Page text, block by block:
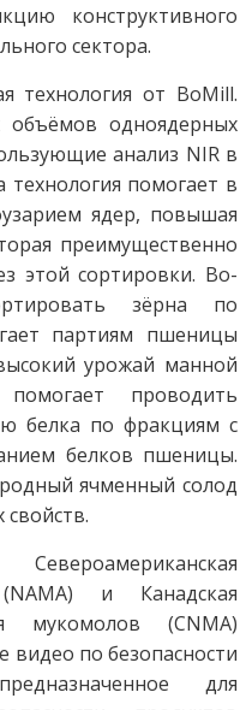
конструктивного
сектора.
технология от BoMill.
одноядерных
анализ NIR в
помогает в
ядер, повышая
преимущественно
этой сортировки. Во-
зёрна по
партиям пшеницы
урожай манной
проводить
белка по фракциям с
белков пшеницы.
ячменный солод
и Канадская
мукомолов (CNMA)
по безопасности
для